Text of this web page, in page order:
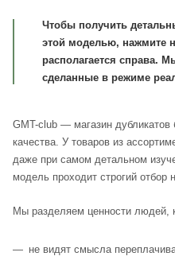
Чтобы получить
этой моделью, нажмите
располагается справа.
сделанные в режиме
GMT-club — магазин
качества. У товаров из
даже при самом детальном
модель проходит строгий отбор
Мы разделяем ценности людей,
не видят смысла